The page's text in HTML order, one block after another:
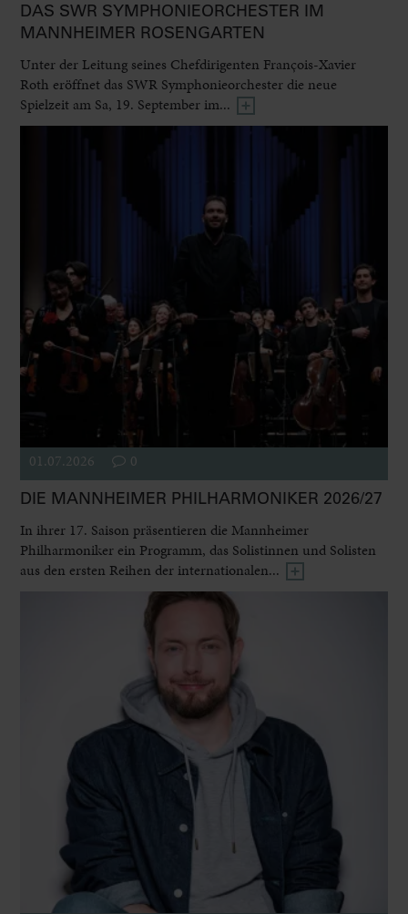
DAS SWR SYMPHONIEORCHESTER IM
MANNHEIMER ROSENGARTEN
Unter der Leitung seines Chefdirigenten François-Xavier
Roth eröffnet das SWR Symphonieorchester die neue
Spielzeit am Sa, 19. September im...
01.07.2026 0
DIE MANNHEIMER PHILHARMONIKER 2026/27
In ihrer 17. Saison präsentieren die Mannheimer
Philharmoniker ein Programm, das Solistinnen und Solisten
aus den ersten Reihen der internationalen...